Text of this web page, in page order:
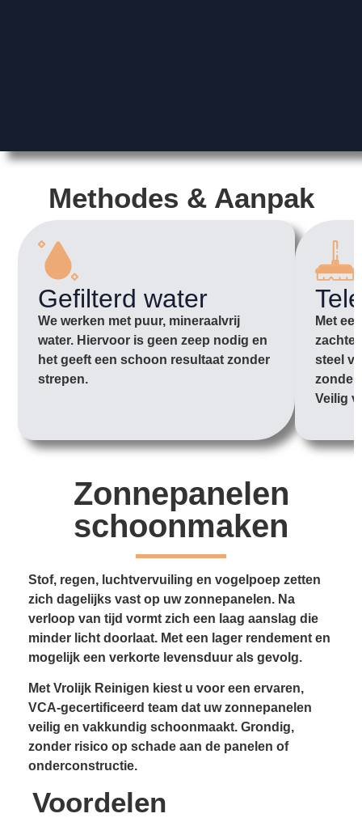
Methodes & Aanpak
Gefilterd water
We werken met puur, mineraalvrij
water. Hiervoor is geen zeep nodig en
het geeft een schoon resultaat zonder
strepen.
Met
zachte
steel
zonder
Veilig
Zonnepanelen
schoonmaken
Stof, regen, luchtvervuiling en vogelpoep zetten
zich dagelijks vast op uw zonnepanelen. Na
verloop van tijd vormt zich een laag aanslag die
minder licht doorlaat. Met een lager rendement en
mogelijk een verkorte levensduur als gevolg.
Met Vrolijk Reinigen kiest u voor een ervaren,
VCA-gecertificeerd team dat uw zonnepanelen
veilig en vakkundig schoonmaakt. Grondig,
zonder risico op schade aan de panelen of
onderconstructie.
Voordelen